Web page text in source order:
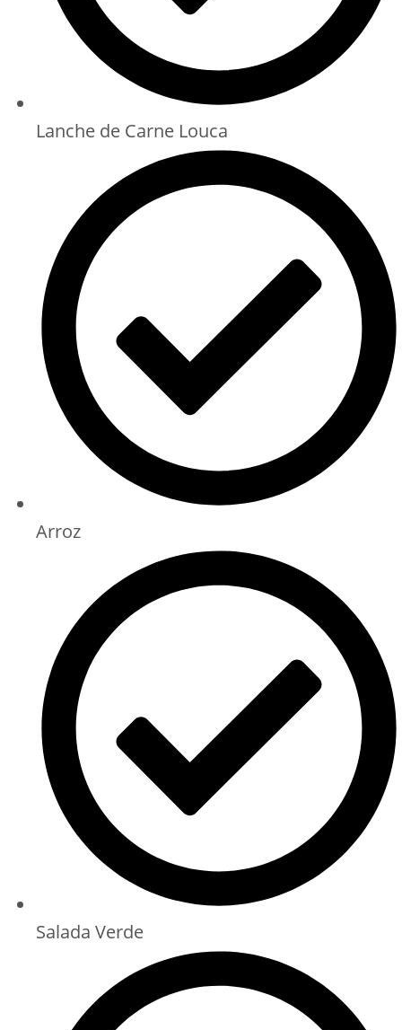
Lanche de Carne Louca
Arroz
Salada Verde